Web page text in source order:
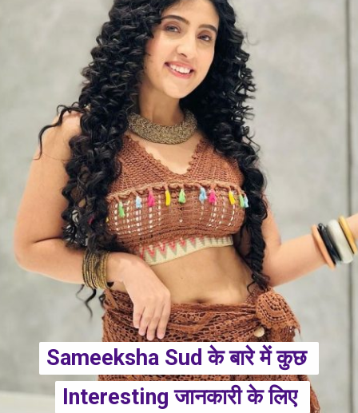
Sameeksha Sud के बारे में कुछ
Interesting जानकारी के लिए
Sameeksha Sud के बारे में कुछ
Interesting जानकारी के लिए